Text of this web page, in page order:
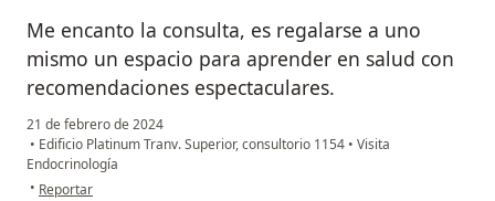
Me encanto la consulta, es regalarse a uno
mismo un espacio para aprender en salud con
recomendaciones espectaculares.
21 de febrero de 2024
• Edificio Platinum Tranv. Superior, consultorio 1154 • Visita
Endocrinología
• en opinión del usuario Maria Alexandra
Reportar